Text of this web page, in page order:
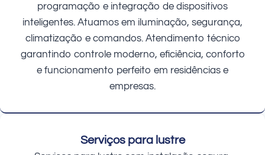
programação e integração de dispositivos
inteligentes. Atuamos em iluminação, segurança,
climatização e comandos. Atendimento técnico
garantindo controle moderno, eficiência, conforto
e funcionamento perfeito em residências e
empresas.
Serviços para lustre